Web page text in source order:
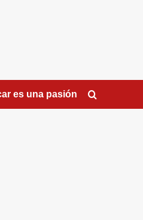
es una pasión